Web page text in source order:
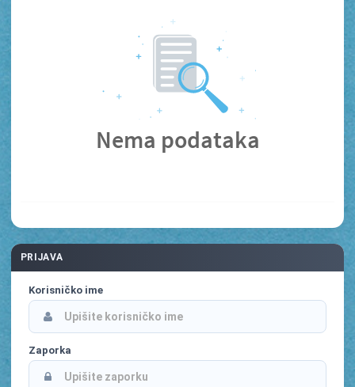
Nema podataka
PRIJAVA
Korisničko ime
Zaporka